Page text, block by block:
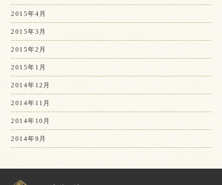
2015年4月
2015年3月
2015年2月
2015年1月
2014年12月
2014年11月
2014年10月
2014年9月